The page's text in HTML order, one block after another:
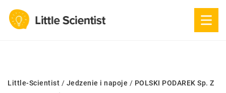
Little-Scientist / Jedzenie i napoje / POLSKI PODAREK Sp. Z